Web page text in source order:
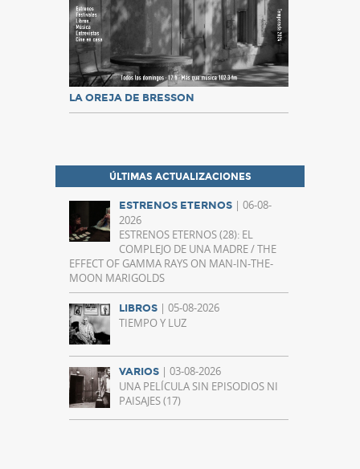
LA OREJA DE BRESSON
ÚLTIMAS ACTUALIZACIONES
ESTRENOS ETERNOS | 06-08-
2026
ESTRENOS ETERNOS (28): EL
COMPLEJO DE UNA MADRE / THE
EFFECT OF GAMMA RAYS ON MAN-IN-THE-
MOON MARIGOLDS
LIBROS | 05-08-2026
TIEMPO Y LUZ
VARIOS | 03-08-2026
UNA PELÍCULA SIN EPISODIOS NI
PAISAJES (17)